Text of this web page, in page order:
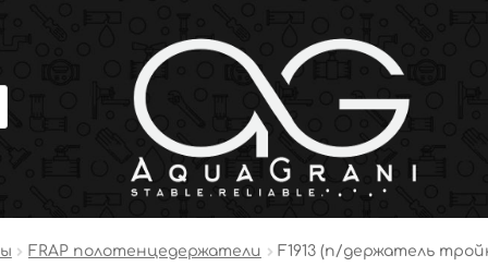
FRAP полотенцедержатели F1913 (п/держатель